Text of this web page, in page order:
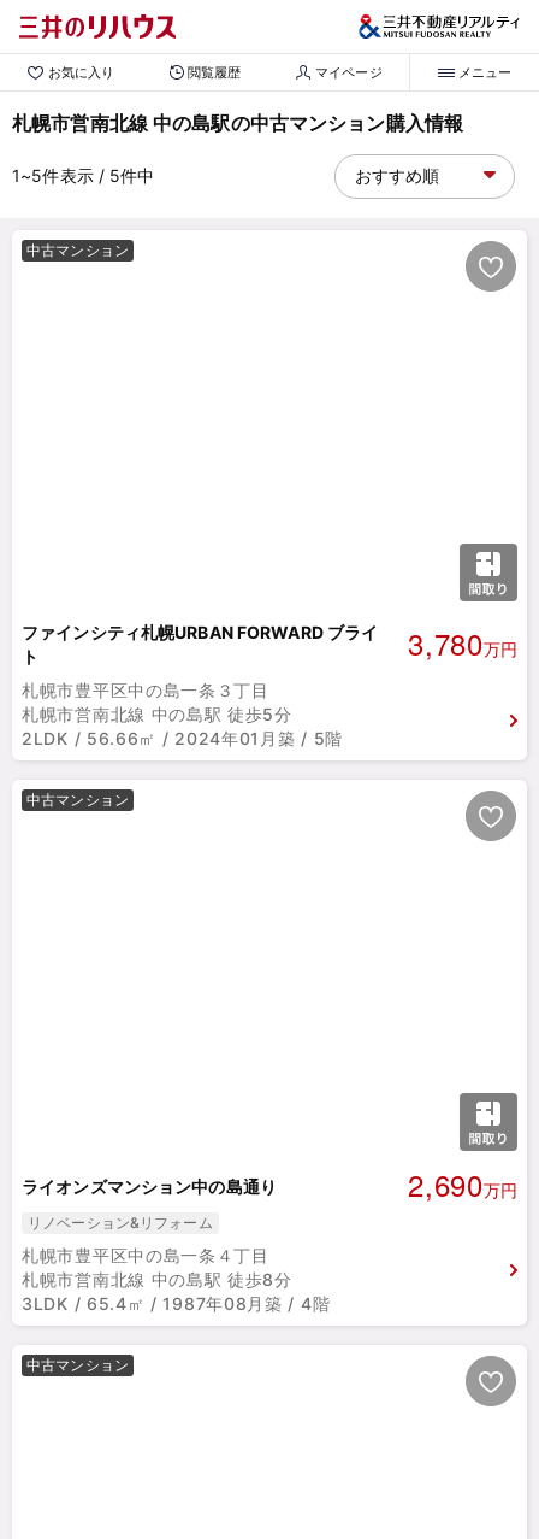
お気に入り 閲覧履歴 マイページ メニュー
札幌市営南北線 中の島駅の中古マンション購入情報
1~5件表示/ 5件中
中古マンション
ファインシティ札幌URBAN FORWARD ブライ
ト
3,780万円
札幌市豊平区中の島一条３丁目
札幌市営南北線 中の島駅 徒歩5分
2LDK / 56.66㎡ / 2024年01月築 / 5階
中古マンション
ライオンズマンション中の島通り 2,690万円
リノベーション&リフォーム
札幌市豊平区中の島一条４丁目
札幌市営南北線 中の島駅 徒歩8分
3LDK / 65.4㎡ / 1987年08月築 / 4階
中古マンション